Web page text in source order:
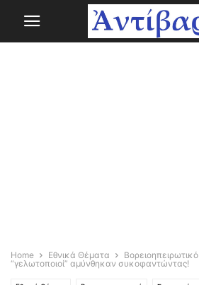
Home Εθνικά Θέματα Βορειοηπειρωτικό
“γελωτοποιοί” αμύνθηκαν συκοφαντώντας!